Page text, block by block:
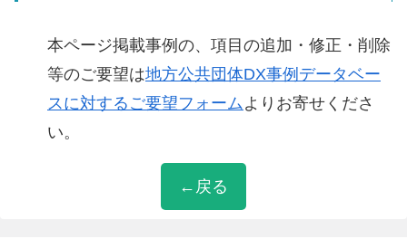
←戻る
本ページ掲載事例の、項目の追加・修正・削除
等のご要望は地方公共団体DX事例データベー
スに対するご要望フォーム よりお寄せくださ
い。